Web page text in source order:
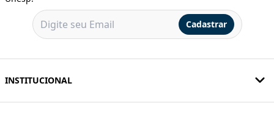
Cadastrar
INSTITUCIONAL